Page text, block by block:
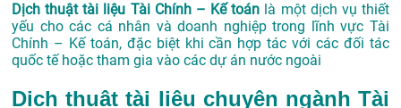
Dịch thuật tài liệu Tài Chính – Kế toán là một dịch vụ thiết
yếu cho các cá nhân và doanh nghiệp trong lĩnh vực Tài
Chính – Kế toán, đặc biệt khi cần hợp tác với các đối tác
quốc tế hoặc tham gia vào các dự án nước ngoài
Dịch thuật tài liệu chuyên ngành Tài